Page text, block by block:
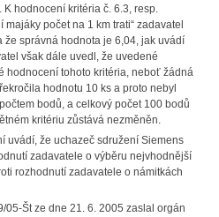
hodnocení kritéria č. 6.3, resp.
počet na 1 km trati“ zadavatel
že správná hodnota je 6,04, jak uvádí
však dále uvedl, že uvedené
hodnocení tohoto kritéria, neboť žádná
hodnotu 10 ks a proto nebyl
bodů, a celkový počet 100 bodů
kritériu zůstává nezměněn.
uvádí, že uchazeč sdružení Siemens
zadavatele o výběru nejvhodnější
rozhodnutí zadavatele o námitkách
05-Št ze dne 21. 6. 2005 zaslal orgán